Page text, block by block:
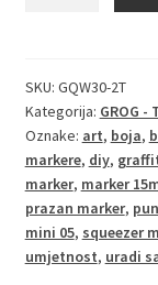
REZERVNI
VRH
ZA
CUTTER
30
količina
SKU: GQW30-2T
Kategorija: GROG -
Oznake: art, boja,
markere, diy,
marker, marker
prazan marker,
mini 05, squeezer
umjetnost, uradi